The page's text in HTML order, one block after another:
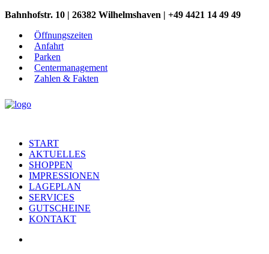
Bahnhofstr. 10 | 26382 Wilhelmshaven | +49 4421 14 49 49
Öffnungszeiten
Anfahrt
Parken
Centermanagement
Zahlen & Fakten
START
AKTUELLES
SHOPPEN
IMPRESSIONEN
LAGEPLAN
SERVICES
GUTSCHEINE
KONTAKT